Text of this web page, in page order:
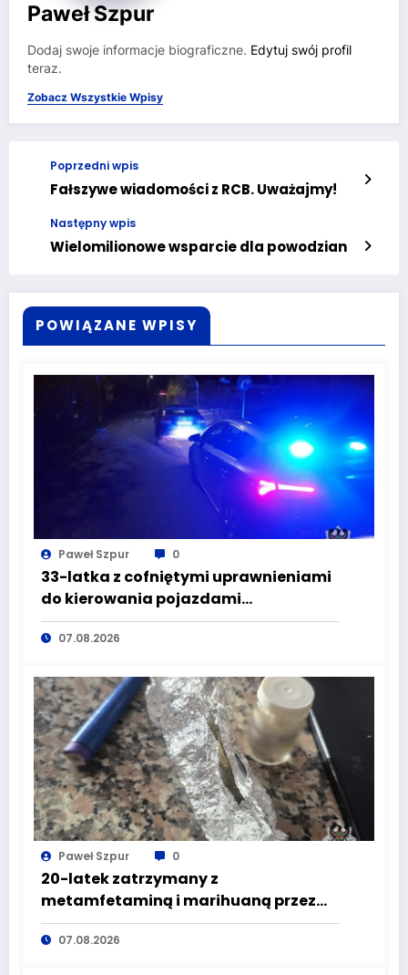
Paweł Szpur
Dodaj swoje informacje biograficzne. Edytuj swój profil
teraz.
Zobacz Wszystkie Wpisy
Poprzedni wpis
Fałszywe wiadomości z RCB. Uważajmy!
Następny wpis
Wielomilionowe wsparcie dla powodzian
POWIĄZANE WPISY
Paweł Szpur 0
33-latka z cofniętymi uprawnieniami
do kierowania pojazdami
wyeliminowana z lokalnych dróg
07.08.2026
Paweł Szpur 0
20-latek zatrzymany z
metamfetaminą i marihuaną przez
głuszyckich policjantów
07.08.2026